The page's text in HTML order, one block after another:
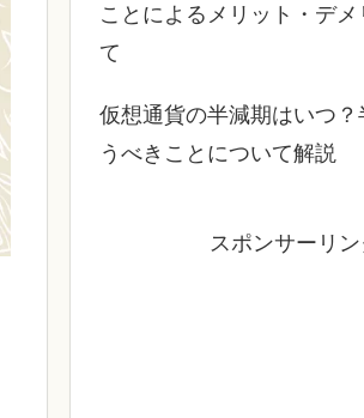
ことによるメリット・デ
て
仮想通貨の半減期はいつ
うべきことについて解説
スポンサーリン